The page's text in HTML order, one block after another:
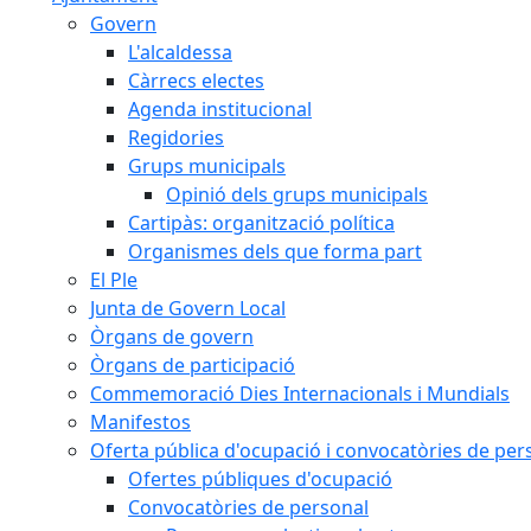
Govern
L'alcaldessa
Càrrecs electes
Agenda institucional
Regidories
Grups municipals
Opinió dels grups municipals
Cartipàs: organització política
Organismes dels que forma part
El Ple
Junta de Govern Local
Òrgans de govern
Òrgans de participació
Commemoració Dies Internacionals i Mundials
Manifestos
Oferta pública d'ocupació i convocatòries de
Ofertes públiques d'ocupació
Convocatòries de personal